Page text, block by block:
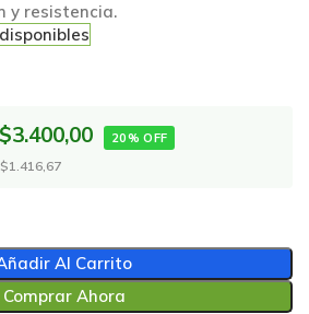
y resistencia.
$3.400,00 20% OFF
Al Carrito
Comprar Ahora